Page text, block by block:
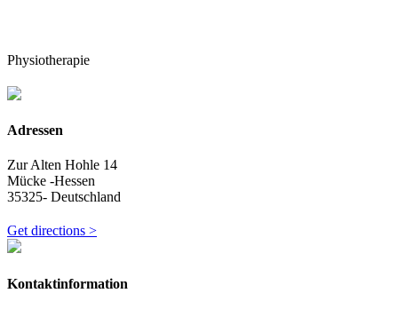
Physiotherapie
Adressen
Zur Alten Hohle 14
Mücke -Hessen
35325- Deutschland
Get directions >
Kontaktinformation